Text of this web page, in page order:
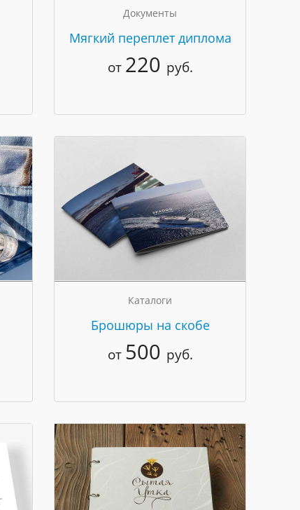
Документы
Мягкий переплет диплома
от 220 руб.
Каталоги
Брошюры на скобе
от 500 руб.